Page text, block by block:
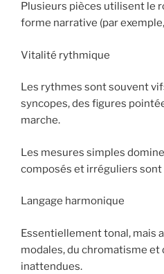
Plusieurs pièces utilisent le
forme narrative (par
Vitalité rythmique
Les rythmes sont souvent
syncopes, des figures
marche.
Les mesures simples
composés et irréguliers
Langage harmonique
Essentiellement tonal, mais
modales, du chromatisme et
inattendues.